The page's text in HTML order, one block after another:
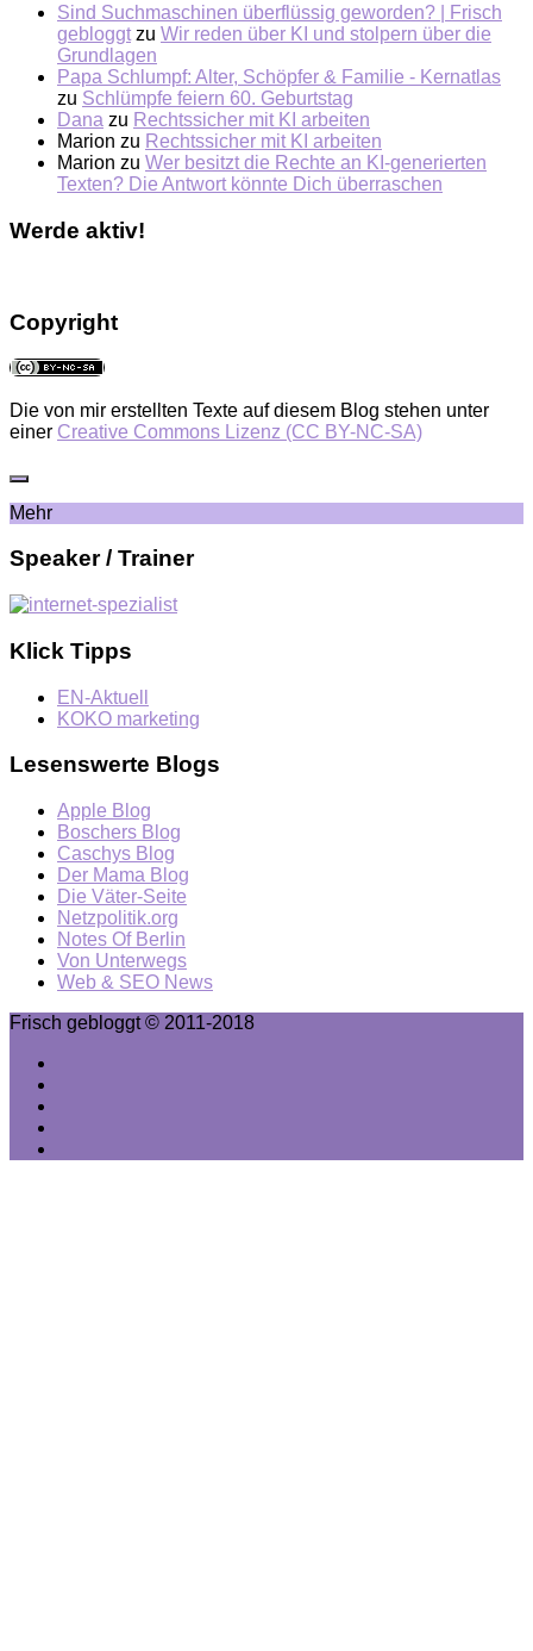
Sind Suchmaschinen überflüssig geworden? | Frisch
gebloggt zu Wir reden über KI und stolpern über die
Grundlagen
Papa Schlumpf: Alter, Schöpfer & Familie - Kernatlas
zu Schlümpfe feiern 60. Geburtstag
Dana zu Rechtssicher mit KI arbeiten
Marion zu Rechtssicher mit KI arbeiten
Marion zu Wer besitzt die Rechte an KI-generierten
Texten? Die Antwort könnte Dich überraschen
Werde aktiv!
Copyright
Die von mir erstellten Texte auf diesem Blog stehen unter
einer Creative Commons Lizenz (CC BY-NC-SA)
Mehr
Speaker / Trainer
Klick Tipps
EN-Aktuell
KOKO marketing
Lesenswerte Blogs
Apple Blog
Boschers Blog
Caschys Blog
Der Mama Blog
Die Väter-Seite
Netzpolitik.org
Notes Of Berlin
Von Unterwegs
Web & SEO News
Frisch gebloggt © 2011-2018